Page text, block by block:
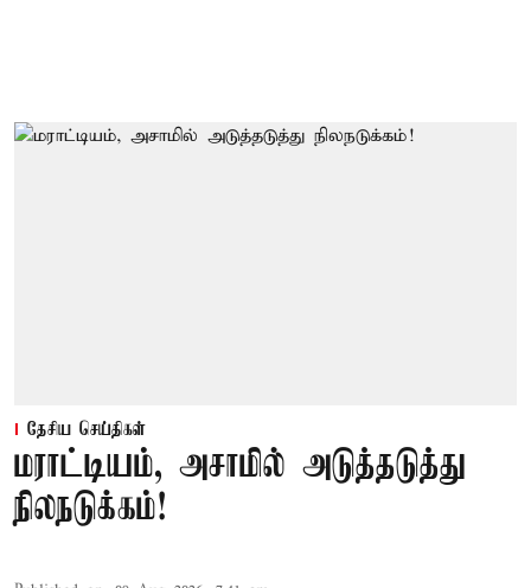
தேசிய செய்திகள்
மராட்டியம், அசாமில் அடுத்தடுத்து
நிலநடுக்கம்!